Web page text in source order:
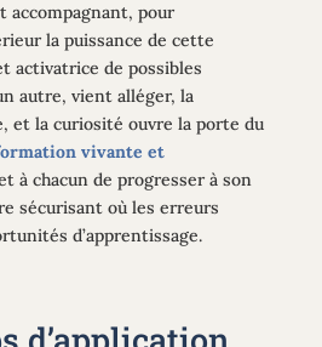
accompagnant, pour
la puissance de cette
activatrice de possibles
autre, vient alléger, la
et la curiosité ouvre la porte du
vivante et
à chacun de progresser à son
sécurisant où les erreurs
d’apprentissage.